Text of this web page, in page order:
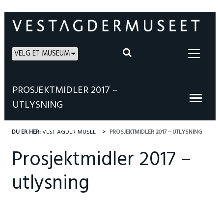
VELG ET MUSEUM
PROSJEKTMIDLER 2017 –
UTLYSNING
DU ER HER:VEST-AGDER-MUSEET PROSJEKTMIDLER 2017 – UTLYSNING
Prosjektmidler 2017 –
utlysning